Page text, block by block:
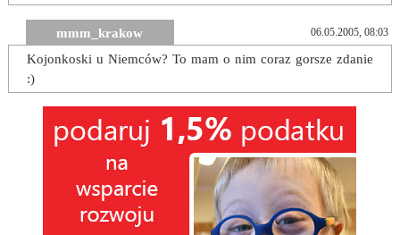
mmm_krakow 06.05.2005, 08:03
Kojonkoski u Niemców? To mam o nim coraz gorsze zdanie
:)